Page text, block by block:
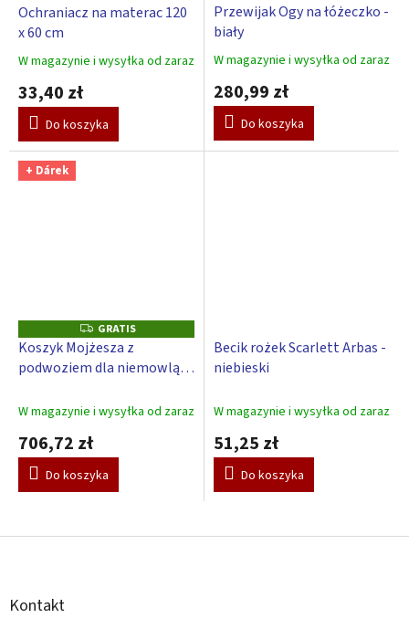
Ochraniacz na materac 120
x 60 cm
Średnia
produktu
wynosi
5,0
na
gwiazdek.
W magazynie i wysyłka od zaraz
33,40 zł
Do koszyka
Przewijak Ogy na łóżeczko -
biały
Średnia
produktu
wynosi
5,0
na
W magazynie i wysyłka od zaraz
280,99 zł
Do koszyka
+ Dárek
G
R
A
T
GRATIS
Koszyk Mojżesza z
podwoziem dla niemowląt
W magazynie i wysyłka od zaraz
706,72 zł
Do koszyka
Becik rożek Scarlett Arbas -
niebieski
W magazynie i wysyłka od zaraz
51,25 zł
Do koszyka
S
Kontakt